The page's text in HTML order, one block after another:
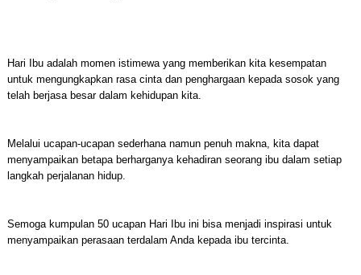
Hari Ibu adalah momen istimewa yang memberikan kita kesempatan
untuk mengungkapkan rasa cinta dan penghargaan kepada sosok yang
telah berjasa besar dalam kehidupan kita.
Melalui ucapan-ucapan sederhana namun penuh makna, kita dapat
menyampaikan betapa berharganya kehadiran seorang ibu dalam setiap
langkah perjalanan hidup.
Semoga kumpulan 50 ucapan Hari Ibu ini bisa menjadi inspirasi untuk
menyampaikan perasaan terdalam Anda kepada ibu tercinta.